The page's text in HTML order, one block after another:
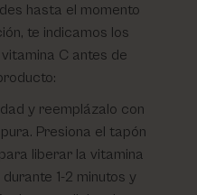
hasta el momento
te indicamos los
C antes de
y reemplázalo con
Presiona el tapón
liberar la vitamina
1-2 minutos y